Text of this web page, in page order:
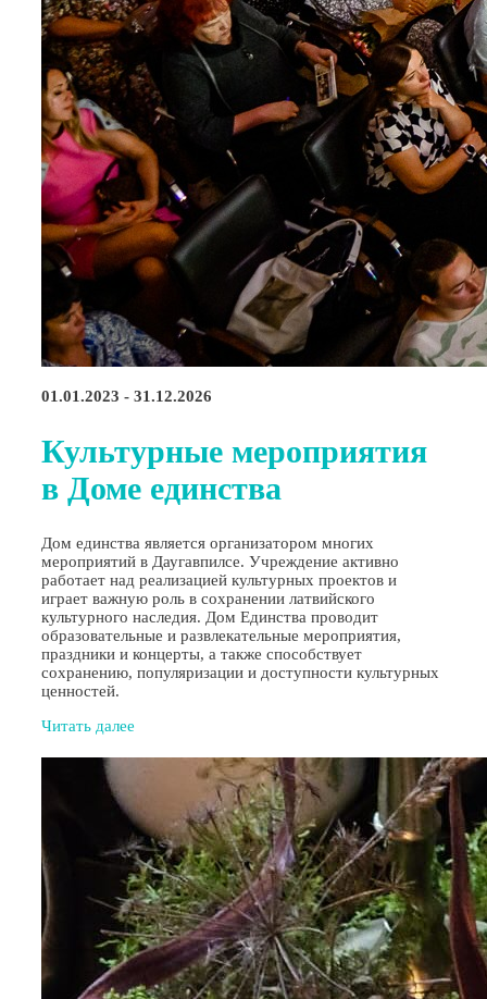
01.01.2023 - 31.12.2026
Культурные мероприятия
в Доме единства
Дом единства является организатором многих
мероприятий в Даугавпилсе. Учреждение активно
работает над реализацией культурных проектов и
играет важную роль в сохранении латвийского
культурного наследия. Дом Единства проводит
образовательные и развлекательные мероприятия,
праздники и концерты, а также способствует
сохранению, популяризации и доступности культурных
ценностей.
Читать далее